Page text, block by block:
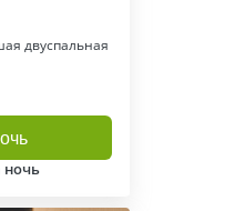
двуспальная
ночь